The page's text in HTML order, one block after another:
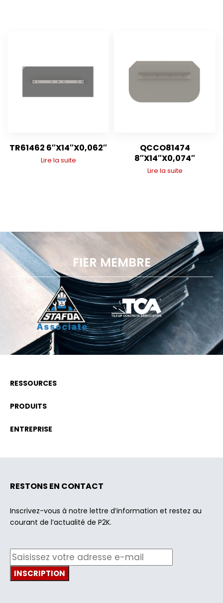
TR61462 6″X14″X0,062″
Lire la suite
QCCO81474
8″X14″X0,074″
Lire la suite
FIER MEMBRE
RESSOURCES
PRODUITS
ENTREPRISE
RESTONS EN CONTACT
Inscrivez-vous à notre lettre d’information et restez au
courant de l’actualité de P2K.